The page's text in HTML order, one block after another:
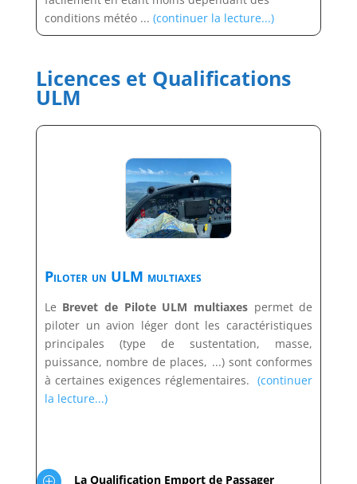
conditions météo ... (continuer la lecture...)
Licences et Qualifications
ULM
Piloter un ULM multiaxes
Le Brevet de Pilote ULM multiaxespermet de
piloter un avion léger dont les caractéristiques
principales (type de sustentation, masse,
puissance, nombre de places, ...) sont conformes
à certaines exigences réglementaires.(continuer
la lecture...)
La Qualification Emport de Passager